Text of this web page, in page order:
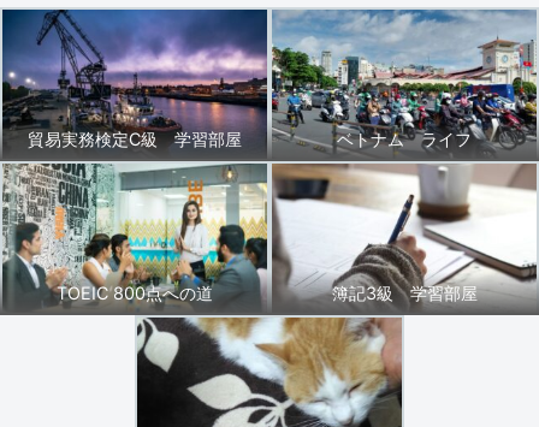
貿易実務検定C級 学習部屋 ベトナム ライフ
TOEIC 800点への道 簿記3級 学習部屋